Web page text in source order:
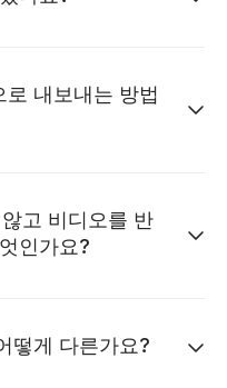
내보내는 방법
고 비디오를 반
인가요?
떻게 다른가요?